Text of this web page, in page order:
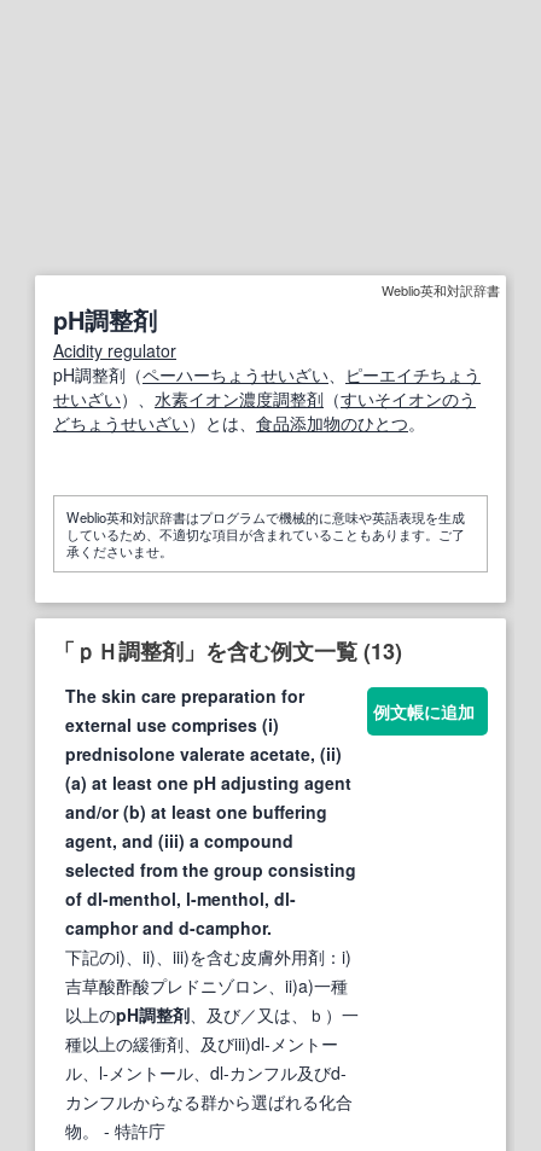
Weblio英和対訳辞書
pH調整剤
Acidity regulator
pH調整剤（ペーハーちょうせいざい ピーエイチちょう
せいざい）、 水素イオン濃度調整剤 （すいそイオンのう
どちょうせいざい）とは、 食品添加物のひとつ。
Weblio英和対訳辞書はプログラムで機械的に意味や英語表現を生成
しているため、不適切な項目が含まれていることもあります。ご了
承くださいませ。
「ｐＨ調整剤」を含む例文一覧 (13)
The skin care preparation for
external use comprises (i)
prednisolone valerate acetate, (ii)
(a) at least one pH adjusting agent
and/or (b) at least one buffering
agent, and (iii) a compound
selected from the group consisting
of dl-menthol, l-menthol, dl-
camphor and d-camphor.
下記のi)、ii)、iii)を含む皮膚外用剤：i)
吉草酸酢酸プレドニゾロン、ii)a)一種
以上のpH調整剤 、及び／又は、ｂ）一
種以上の緩衝剤、及びiii)dl-メントー
ル、l-メントール、dl-カンフル及びd-
カンフルからなる群から選ばれる化合
物。
- 特許庁
例文帳に追加